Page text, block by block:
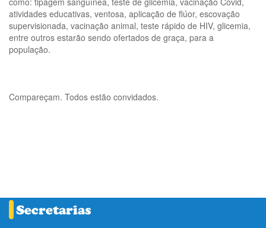
atividades educativas, ventosa, aplicação de flúor, escovação
supervisionada, vacinação animal, teste rápido de HIV, glicemia,
entre outros estarão sendo ofertados de graça, para a
população.
Compareçam. Todos estão convidados.